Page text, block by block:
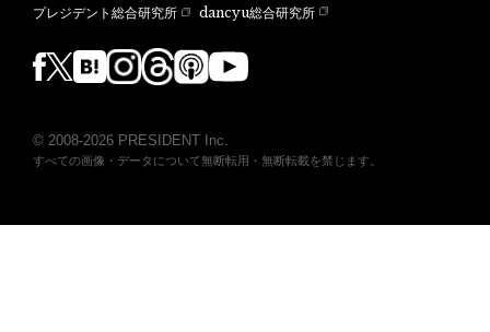
プレジデント総合研究所 dancyu総合研究所
© 2008-2026 PRESIDENT Inc.
すべての画像・データについて無断転用・無断転載を禁じます。